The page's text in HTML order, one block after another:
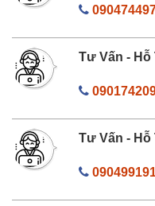
Tư Vấn - Hỗ
Tư Vấn - Hỗ